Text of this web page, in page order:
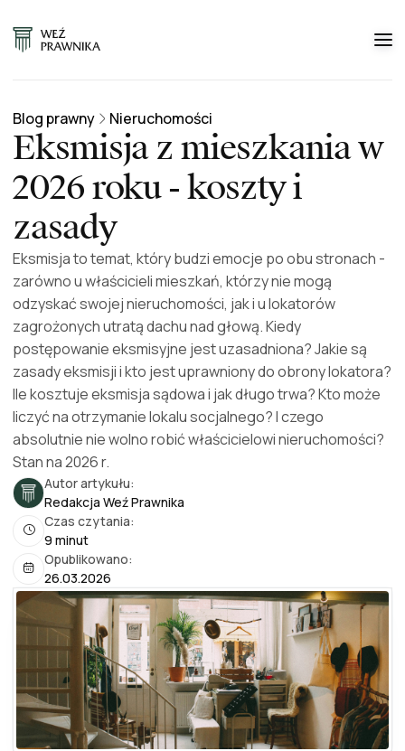
Blog prawny Nieruchomości
Eksmisja z mieszkania w
2026 roku - koszty i
zasady
Eksmisja to temat, który budzi emocje po obu stronach -
zarówno u właścicieli mieszkań, którzy nie mogą
odzyskać swojej nieruchomości, jak i u lokatorów
zagrożonych utratą dachu nad głową. Kiedy
postępowanie eksmisyjne jest uzasadniona? Jakie są
zasady eksmisji i kto jest uprawniony do obrony lokatora?
Ile kosztuje eksmisja sądowa i jak długo trwa? Kto może
liczyć na otrzymanie lokalu socjalnego? I czego
absolutnie nie wolno robić właścicielowi nieruchomości?
Stan na 2026 r.
Autor artykułu:
Redakcja Weź Prawnika
Czas czytania:
9 minut
Opublikowano:
26.03.2026